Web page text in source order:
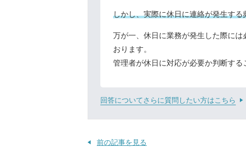
しかし、実際に休日に連絡が発生す
万が一、休日に業務が発生した際に
おります。
管理者が休日に対応が必要か判断する
回答についてさらに質問したい方はこちら
前の記事を見る